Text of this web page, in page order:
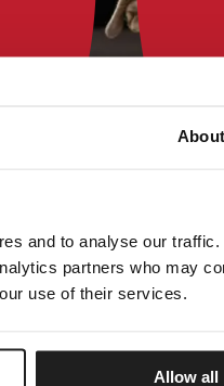
About
and to analyse our
partners who may
use of their services.
Allow all